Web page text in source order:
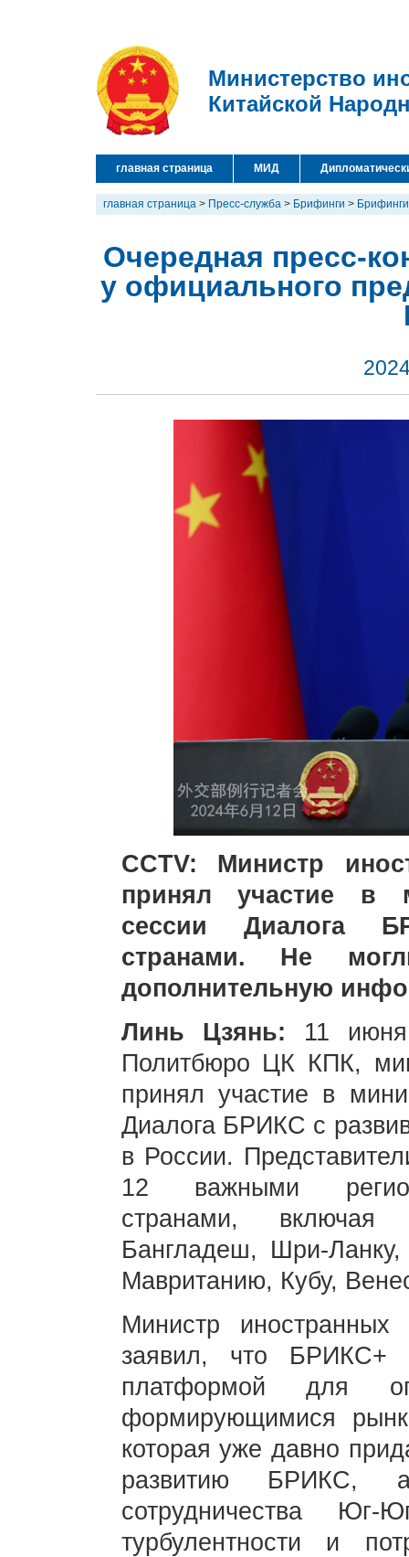
Министерство
Китайской
главная страница МИД
главная страница > Пресс-служба > Брифинги > Брифинги
Очередная пресс-
у официального
CCTV: Министр
принял участие в
сессии Диалога
странами. Не
дополнительную
Линь Цзянь: 11
Политбюро ЦК КПК,
принял участие в
Диалога БРИКС с
в России.
12 важными
странами,
Бангладеш, Шри-
Мавританию, Кубу,
Министр
заявил, что БРИКС+
платформой для
формирующимися
которая уже давно
развитию БРИКС,
сотрудничества
турбулентности и